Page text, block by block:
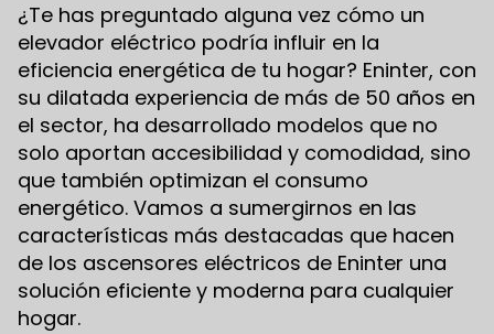
¿Te has preguntado alguna vez cómo un
elevador eléctrico podría influir en la
eficiencia energética de tu hogar? Eninter, con
su dilatada experiencia de más de 50 años en
el sector, ha desarrollado modelos que no
solo aportan accesibilidad y comodidad, sino
que también optimizan el consumo
energético. Vamos a sumergirnos en las
características más destacadas que hacen
de los ascensores eléctricos de Eninter una
solución eficiente y moderna para cualquier
hogar.